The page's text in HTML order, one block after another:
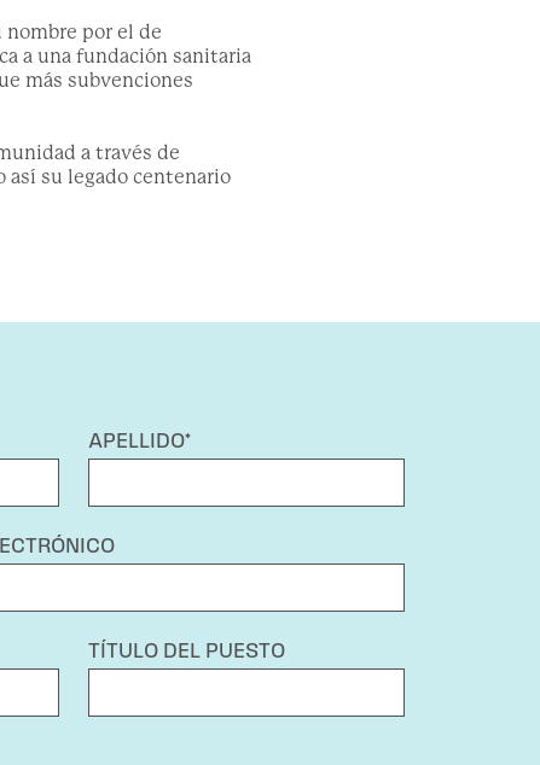
nombre por el de
a una fundación sanitaria
más subvenciones
a través de
así su legado centenario
APELLIDO*
TÍTULO DEL PUESTO